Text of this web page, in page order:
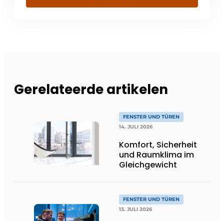
Gerelateerde artikelen
FENSTER UND TÜREN
14. JULI 2026
Komfort, Sicherheit
und Raumklima im
Gleichgewicht
FENSTER UND TÜREN
13. JULI 2026